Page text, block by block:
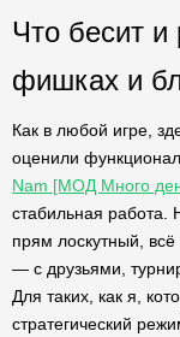
Что бесит и
фишках и
Как в любой игре,
оценили
Nam [МОД Много
стабильная работа.
прям лоскутный, всё
— с друзьями,
Для таких, как я,
стратегический